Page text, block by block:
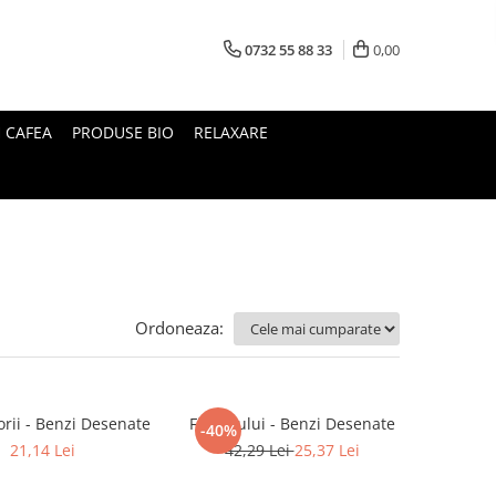
0732 55 88 33 0,00
CAFEA PRODUSE BIO RELAXARE
Ordoneaza:
- Benzi Desenate
21,14 Lei
-40%
Fiul Leului - Benzi Desenate
42,29 Lei25,37 Lei